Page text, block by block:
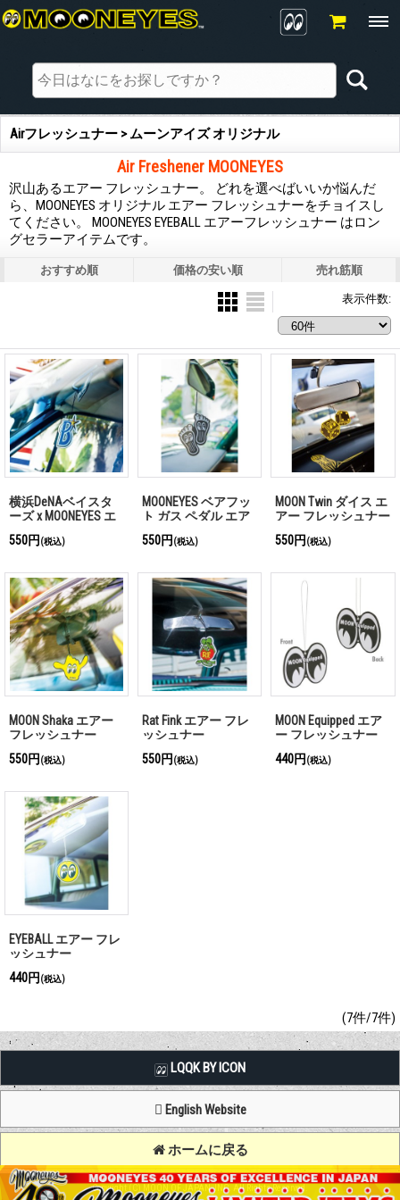
Airフレッシュナー > ムーンアイズ オリジナル
Air Freshener MOONEYES
沢山あるエアー フレッシュナー。 どれを選べばいいか悩んだ
ら、MOONEYES オリジナル エアー フレッシュナーをチョイスし
てください。 MOONEYES EYEBALL エアーフレッシュナー はロン
グセラーアイテムです。
おすすめ順 価格の安い順 売れ筋順
表示件数:
横浜DeNAベイスタ
ーズ x MOONEYES エ
550円 (税込)
MOONEYES ベアフッ
ト ガス ペダル エア
550円 (税込)
MOON Twin ダイス エ
アー フレッシュナー
550円 (税込)
MOON Shaka エアー
フレッシュナー
550円 (税込)
Rat Fink エアー フレ
ッシュナー
550円 (税込)
MOON Equipped エア
ー フレッシュナー
440円 (税込)
EYEBALL エアー フレ
ッシュナー
440円 (税込)
(7件/7件)
LQQK BY ICON
English Website
ホームに戻る
Copyright (C) MOON OF JAPAN, INC. All Rights Reserved.